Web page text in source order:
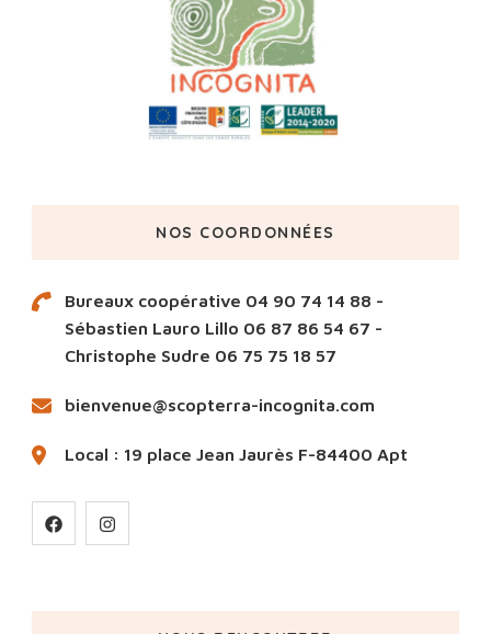
NOS COORDONNÉES
Bureaux coopérative 04 90 74 14 88 -
Sébastien Lauro Lillo 06 87 86 54 67 -
Christophe Sudre 06 75 75 18 57
bienvenue@scopterra-incognita.com
Local : 19 place Jean Jaurès F-84400 Apt